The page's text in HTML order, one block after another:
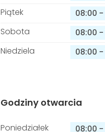
Piątek
08:00 -
Sobota
08:00 -
Niedziela
08:00 -
Godziny otwarcia
Poniedziałek 08:00 -